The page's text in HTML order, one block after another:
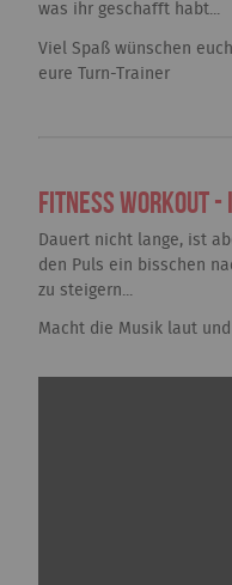
was ihr geschafft habt...
Viel Spaß wünschen
eure Turn-Trainer
Fitness Workout
Dauert nicht lange, ist
den Puls ein bisschen
zu steigern...
Macht die Musik laut